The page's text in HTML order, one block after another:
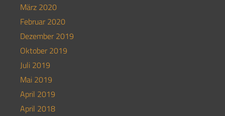
März 2020
Februar 2020
Dezember 2019
Oktober 2019
Juli 2019
Mai 2019
April 2019
April 2018